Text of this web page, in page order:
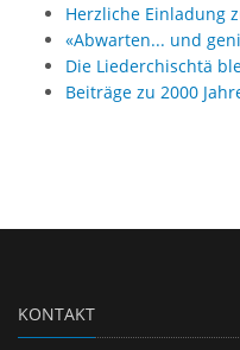
Herzliche Einladung
«Abwarten... und
Die Liederchischtä
Beiträge zu 2000
KONTAKT